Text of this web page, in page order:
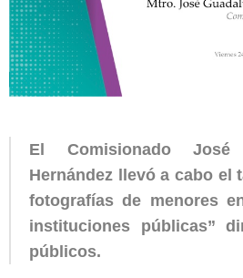
El Comisionado José
Hernández llevó a cabo el
fotografías de menores
instituciones públicas”
públicos.